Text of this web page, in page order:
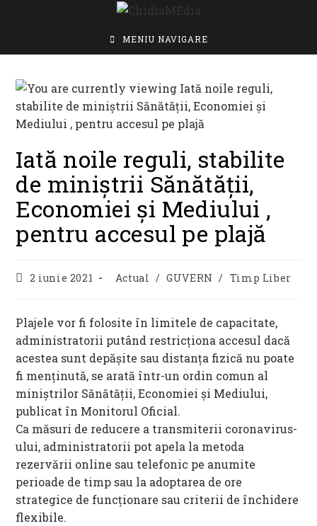
MENIU NAVIGARE
Iată noile reguli, stabilite
de miniștrii Sănătății,
Economiei și Mediului ,
pentru accesul pe plajă
Post2 iunie 2021
Post
Actual / GUVERN / Timp Liber
Plajele vor fi folosite în limitele de capacitate,
administratorii putând restricționa accesul dacă
acestea sunt depășite sau distanța fizică nu poate
fi menținută, se arată într-un ordin comun al
miniștrilor Sănătății, Economiei și Mediului,
publicat în Monitorul Oficial.
Ca măsuri de reducere a transmiterii coronavirus-
ului, administratorii pot apela la metoda
rezervării online sau telefonic pe anumite
perioade de timp sau la adoptarea de ore
strategice de funcționare sau criterii de închidere
flexibile.